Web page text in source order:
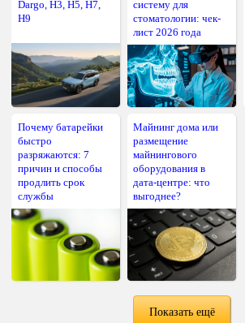
Dargo, H3, H5, H7,
H9
систему для
стоматологии: чек-
лист 2026 года
Почему батарейки
быстро
разряжаются: 7
причин и способы
продлить срок
службы
Майнинг дома или
размещение
майнингового
оборудования в
дата-центре: что
выгоднее?
Показать ещё